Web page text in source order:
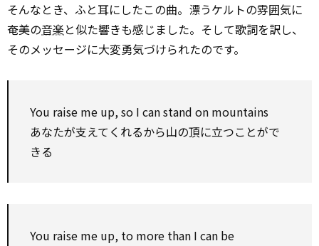
そんなとき、ふと耳にしたこの曲。漂うケルトの雰囲気に
奄美の音楽と似た響きも感じました。そして歌詞を訳し、
そのメッセージに大変勇気づけられたのです。
You raise me up,so I can stand on mountains
あなたが支えてくれるから山の頂に立つことがで
きる
You raise me up, to more than I can be